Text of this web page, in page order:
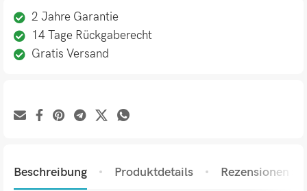
2 Jahre Garantie
14 Tage Rückgaberecht
Gratis Versand
Beschreibung Produktdetails Rezensionen (0)